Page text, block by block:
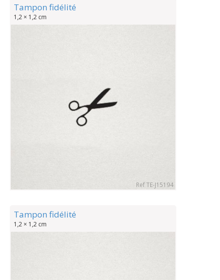
Tampon fidélité
1,2 × 1,2 cm
Ref TE-J15194
Tampon fidélité
1,2 × 1,2 cm